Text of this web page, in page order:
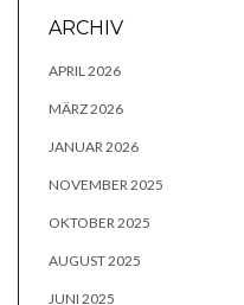
ARCHIV
APRIL 2026
MÄRZ 2026
JANUAR 2026
NOVEMBER 2025
OKTOBER 2025
AUGUST 2025
JUNI 2025